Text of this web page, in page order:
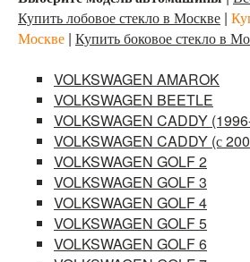
Купить лобовое стекло в Москве
Москве Купить боковое стекло в
VOLKSWAGEN AMAROK
VOLKSWAGEN BEETLE
VOLKSWAGEN CADDY
VOLKSWAGEN CADDY (с
VOLKSWAGEN GOLF 2
VOLKSWAGEN GOLF 3
VOLKSWAGEN GOLF 4
VOLKSWAGEN GOLF 5
VOLKSWAGEN GOLF 6